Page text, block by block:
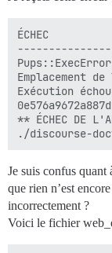
ÉCHEC
Emplacement
Exécution
** ÉCHEC DE
Je suis confus
que rien n’est
incorrectement ?
Voici le fichier